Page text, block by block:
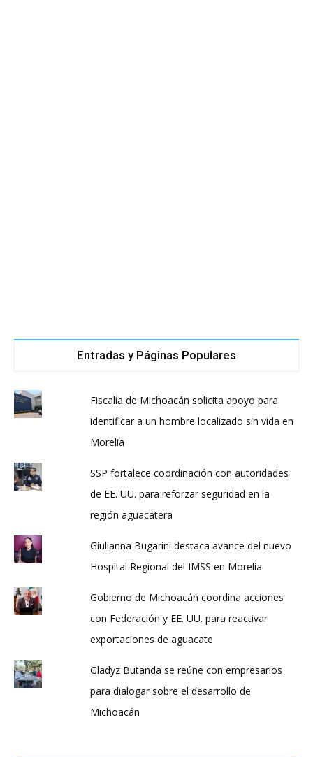
Entradas y Páginas Populares
Fiscalía de Michoacán solicita apoyo para
identificar a un hombre localizado sin vida en
Morelia
SSP fortalece coordinación con autoridades
de EE. UU. para reforzar seguridad en la
región aguacatera
Giulianna Bugarini destaca avance del nuevo
Hospital Regional del IMSS en Morelia
Gobierno de Michoacán coordina acciones
con Federación y EE. UU. para reactivar
exportaciones de aguacate
Gladyz Butanda se reúne con empresarios
para dialogar sobre el desarrollo de
Michoacán